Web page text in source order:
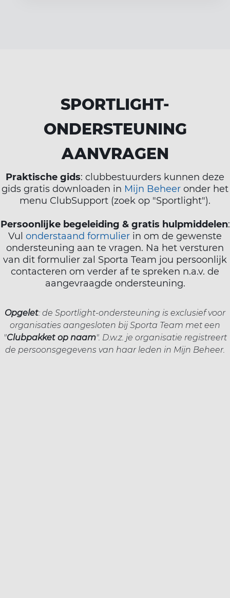
SPORTLIGHT-
ONDERSTEUNING
AANVRAGEN
Praktische gids: clubbestuurders kunnen deze
gids gratis downloaden in Mijn Beheer onder het
menu ClubSupport (zoek op "Sportlight").
Persoonlijke begeleiding & gratis hulpmiddelen:
‌Vul onderstaand formulier in om de gewenste
ondersteuning aan te vragen. Na het versturen
van dit formulier zal Sporta Team jou persoonlijk
contacteren om verder af te spreken n.a.v. de
aangevraagde ondersteuning.
Opgelet: de Sportlight-ondersteuning is exclusief voor
organisaties aangesloten bij Sporta Team met een
"Clubpakket op naam". D.w.z. je organisatie registreert
de persoonsgegevens van haar leden in Mijn Beheer.